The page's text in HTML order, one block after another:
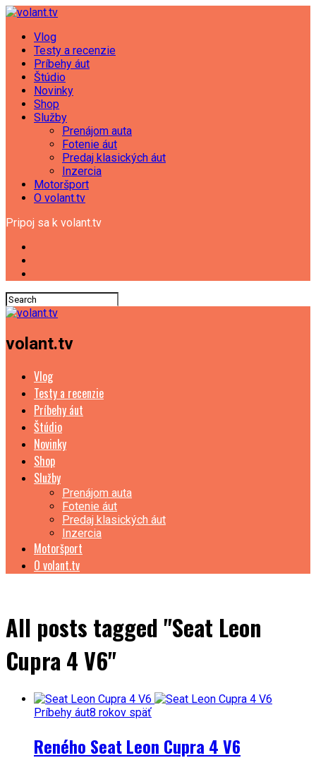
Vlog
Testy a recenzie
Príbehy áut
Štúdio
Novinky
Shop
Služby
Prenájom auta
Fotenie áut
Predaj klasických áut
Inzercia
Motoršport
O volant.tv
Pripoj sa k volant.tv
volant.tv
Vlog
Testy a recenzie
Príbehy áut
Štúdio
Novinky
Shop
Služby
Prenájom auta
Fotenie áut
Predaj klasických áut
Inzercia
Motoršport
O volant.tv
All posts tagged "Seat Leon
Cupra 4 V6"
Príbehy áut8 rokov späť
Reného Seat Leon Cupra 4 V6